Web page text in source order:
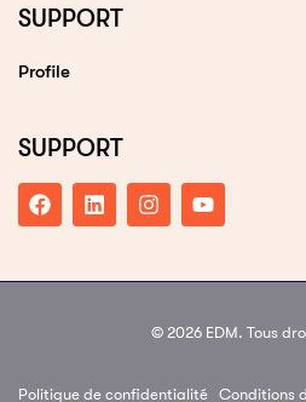
SUPPORT
Profile
SUPPORT
© 2026 EDM. Tous
Politique de confidentialité Conditions